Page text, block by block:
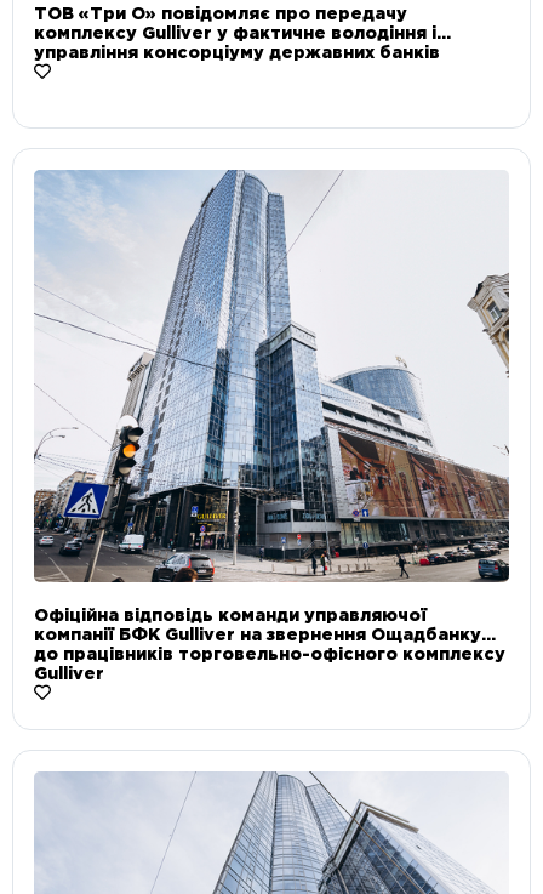
ТОВ «Три О» повідомляє про передачу
комплексу Gulliver у фактичне володіння і
управління консорціуму державних банків
Офіційна відповідь команди управляючої
компанії БФК Gulliver на звернення Ощадбанку
до працівників торговельно-офісного комплексу
Gulliver